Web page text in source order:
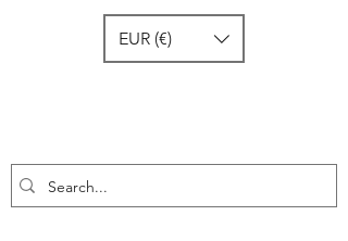
EUR (€)